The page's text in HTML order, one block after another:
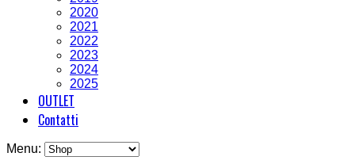
2020
2021
2022
2023
2024
2025
OUTLET
Contatti
Menu: